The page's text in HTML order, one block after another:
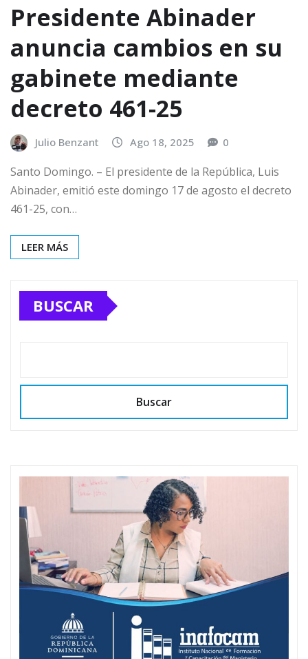
Presidente Abinader
anuncia cambios en su
gabinete mediante
decreto 461-25
Julio Benzant Ago 18, 2025 0
Santo Domingo. – El presidente de la República, Luis
Abinader, emitió este domingo 17 de agosto el decreto
461-25, con…
LEER MÁS
BUSCAR
Buscar